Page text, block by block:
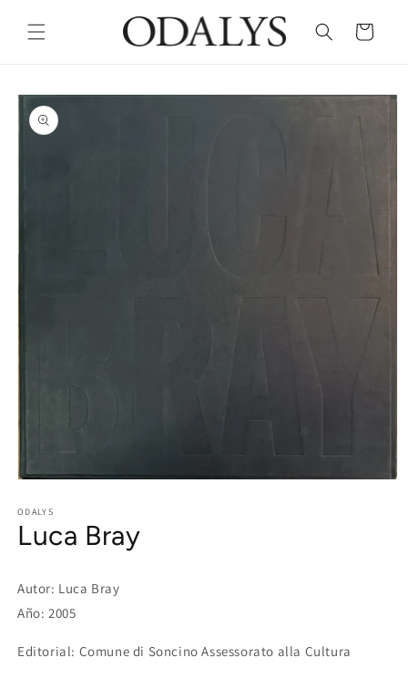
content
Cart
Skip to
product
information
1
in
modal
ODALYS
Luca Bray
Autor: Luca Bray
Año: 2005
Editorial: Comune di Soncino Assessorato alla Cultura